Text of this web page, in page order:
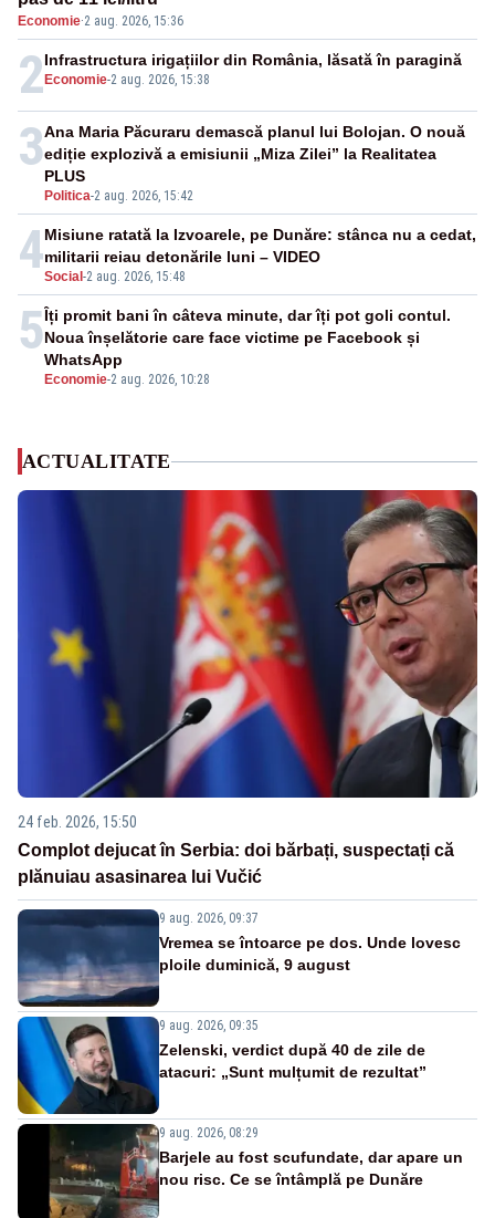
Economie·2 aug. 2026, 15:36
2 Economie-2 aug. 2026, 15:38
Infrastructura irigațiilor din România, lăsată în paragină
3
Politica-2 aug. 2026, 15:42
Ana Maria Păcuraru demască planul lui Bolojan. O nouă
ediție explozivă a emisiunii „Miza Zilei” la Realitatea
PLUS
4Social -2 aug. 2026, 15:48
Misiune ratată la Izvoarele, pe Dunăre: stânca nu a cedat,
militarii reiau detonările luni – VIDEO
5
Economie-2 aug. 2026, 10:28
Îți promit bani în câteva minute, dar îți pot goli contul.
Noua înșelătorie care face victime pe Facebook și
WhatsApp
ACTUALITATE
24 feb. 2026, 15:50
Complot dejucat în Serbia: doi bărbați, suspectați că
plănuiau asasinarea lui Vučić
9 aug. 2026, 09:37
Vremea se întoarce pe dos. Unde lovesc
ploile duminică, 9 august
9 aug. 2026, 09:35
Zelenski, verdict după 40 de zile de
atacuri: „Sunt mulțumit de rezultat”
9 aug. 2026, 08:29
Barjele au fost scufundate, dar apare un
nou risc. Ce se întâmplă pe Dunăre